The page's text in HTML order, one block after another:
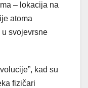
– lokacija na
atoma
svojevrsne
kad su
fizičari